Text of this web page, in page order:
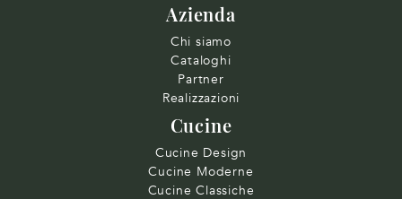
Azienda
Chi siamo
Cataloghi
Partner
Realizzazioni
Cucine
Cucine Design
Cucine Moderne
Cucine Classiche